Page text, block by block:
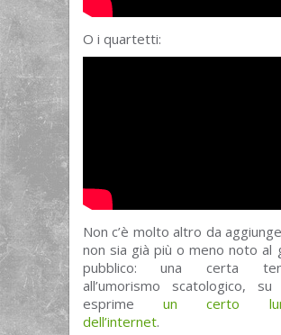
O i quartetti:
Non c’è molto altro da
non sia già più o meno noto al
pubblico: una certa
all’umorismo scatologico,
esprime un certo
dell’internet.